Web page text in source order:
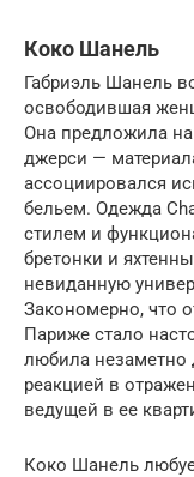
Коко Шанель
Габриэль Шанель
освободившая
Она предложила
джерси —
ассоциировался
бельем. Одежда
стилем и
бретонки и
невиданную
Закономерно, что
Париже стало
любила незаметно
реакцией в
ведущей в ее
Коко Шанель